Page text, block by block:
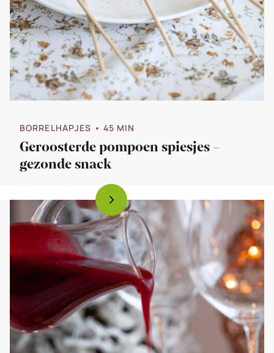
BORRELHAPJES • 45 MIN
Geroosterde pompoen spiesjes –
gezonde snack